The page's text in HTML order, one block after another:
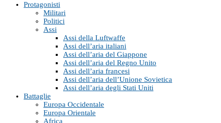
Protagonisti
Militari
Politici
Assi
Assi della Luftwaffe
Assi dell’aria italiani
Assi dell’aria del Giappone
Assi dell’aria del Regno Unito
Assi dell’aria francesi
Assi dell’aria dell’Unione Sovietica
Assi dell’aria degli Stati Uniti
Battaglie
Europa Occidentale
Europa Orientale
Africa